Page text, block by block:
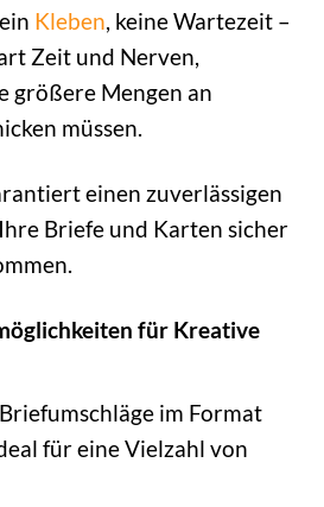
Kleben, keine Wartezeit –
Zeit und Nerven,
größere Mengen an
müssen.
einen zuverlässigen
Briefe und Karten sicher
für Kreative
im Format
für eine Vielzahl von